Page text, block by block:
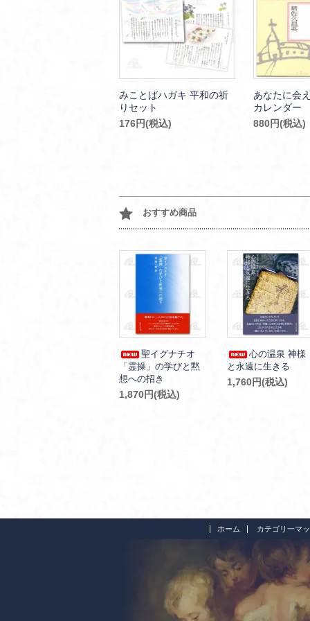
みことばハガキ 平和の祈
りセット
176円(税込)
あなたに会
カレンダー
880円(税込)
おすすめ商品
聖イグナチオ
「霊操」の学びと黙
想への招き
1,870円(税込)
心の温泉 神様
と永遠に生きる
1,760円(税込)
ホーム カテゴリ一マ